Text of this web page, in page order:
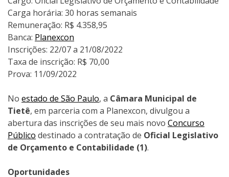
Carga horária: 30 horas semanais
Remuneração: R$ 4.358,95
Banca: Planexcon
Inscrições: 22/07 a 21/08/2022
Taxa de inscrição: R$ 70,00
Prova: 11/09/2022
No estado de São Paulo, a Câmara Municipal de
Tietê, em parceria com a Planexcon, divulgou a
abertura das inscrições de seu mais novo Concurso
Público destinado a contratação de Oficial Legislativo
de Orçamento e Contabilidade (1).
Oportunidades